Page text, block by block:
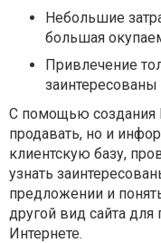
Небольшие
большая
Привлечение
заинтересованы
С помощью создания
продавать, но и
клиентскую базу,
узнать
предложении и
другой вид сайта
Интернете.